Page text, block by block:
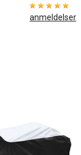
anmeldelser